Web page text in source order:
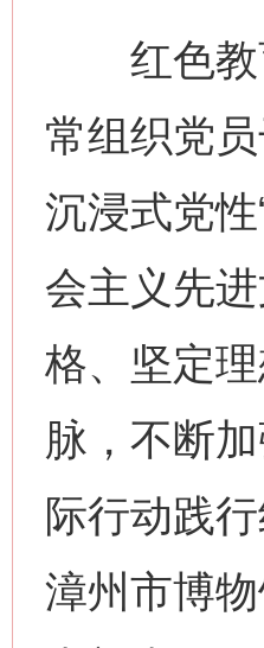
红色教育
常组织党
沉浸式党
会主义先
格、坚定
脉，不断
际行动践
漳州市博